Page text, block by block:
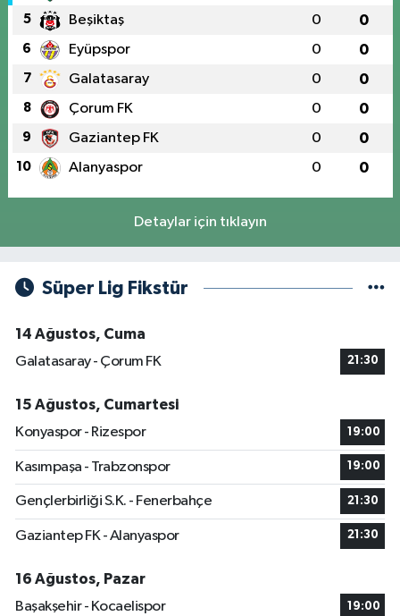
5 Beşiktaş 0 0
6 Eyüpspor 0 0
7 Galatasaray 0 0
8 Çorum FK 0 0
9 Gaziantep FK 0 0
10 Alanyaspor 0 0
Detaylar için tıklayın
Süper Lig Fikstür
14 Ağustos, Cuma
Galatasaray - Çorum FK
21:30
15 Ağustos, Cumartesi
Konyaspor - Rizespor
19:00
Kasımpaşa - Trabzonspor 19:00
Gençlerbirliği S.K. - Fenerbahçe 21:30
Gaziantep FK - Alanyaspor 21:30
16 Ağustos, Pazar
Başakşehir - Kocaelispor
19:00